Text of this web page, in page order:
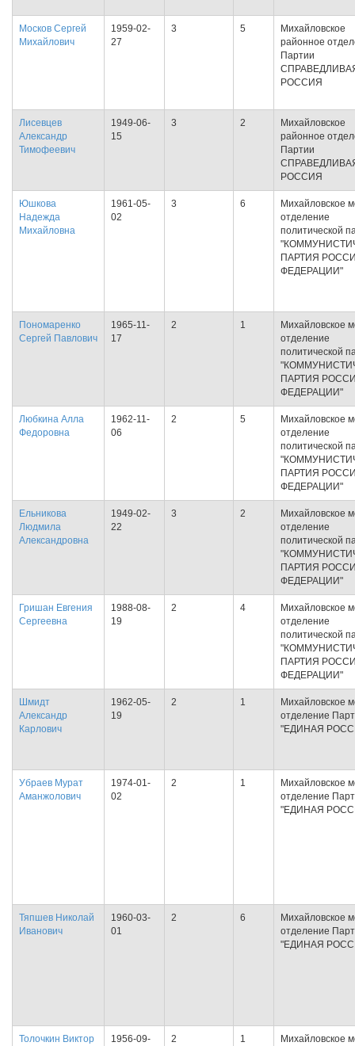
Москов Сергей
Михайлович
1959-02-
27
3 5
Михайловское
районное
Партии
РОССИЯ
Лисевцев
Александр
Тимофеевич
1949-06-
15
3 2
Михайловское
районное
Партии
РОССИЯ
Юшкова
Надежда
Михайловна
1961-05-
02
3 6
Михайловское
отделение
политической
ПАРТИЯ
ФЕДЕРАЦИИ"
Пономаренко
Сергей Павлович
1965-11-
17
2 1
Михайловское
отделение
политической
ПАРТИЯ
ФЕДЕРАЦИИ"
Любкина Алла
Федоровна
1962-11-
06
2 5
Михайловское
отделение
политической
ПАРТИЯ
ФЕДЕРАЦИИ"
Ельникова
Людмила
Александровна
1949-02-
22
3 2
Михайловское
отделение
политической
ПАРТИЯ
ФЕДЕРАЦИИ"
Гришан Евгения
Сергеевна
1988-08-
19
2 4
Михайловское
отделение
политической
ПАРТИЯ
ФЕДЕРАЦИИ"
Шмидт
Александр
Карлович
1962-05-
19
2 1
Михайловское
отделение
"ЕДИНАЯ
Убраев Мурат
Аманжолович
1974-01-
02
2 1
Михайловское
отделение
"ЕДИНАЯ
Тяпшев Николай
Иванович
1960-03-
01
2 6
Михайловское
отделение
"ЕДИНАЯ
Толочкин Виктор
1956-09-
2 1
Михайловское